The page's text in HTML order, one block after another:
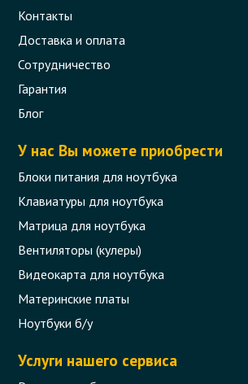
Контакты
Доставка и оплата
Сотрудничество
Гарантия
Блог
У нас Вы можете приобрести
Блоки питания для ноутбука
Клавиатуры для ноутбука
Матрица для ноутбука
Вентиляторы (кулеры)
Видеокарта для ноутбука
Материнские платы
Ноутбуки б/у
Услуги нашего сервиса